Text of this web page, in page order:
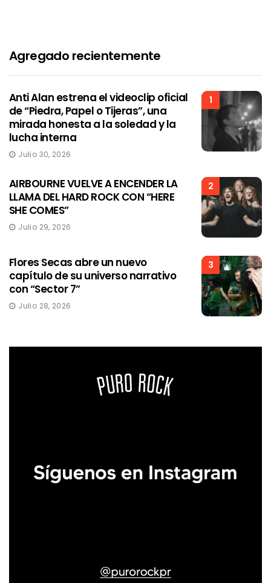
Agregado recientemente
1
Anti Alan estrena el videoclip oficial
de “Piedra, Papel o Tijeras”, una
mirada honesta a la soledad y la
lucha interna
Julio 30, 2026
2
AIRBOURNE VUELVE A ENCENDER LA
LLAMA DEL HARD ROCK CON “HERE
SHE COMES”
Julio 29, 2026
3
Flores Secas abre un nuevo
capítulo de su universo narrativo
con “Sector 7”
Julio 28, 2026